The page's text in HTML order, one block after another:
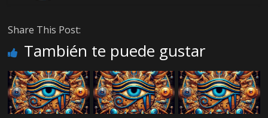
Share This Post:
También te puede gustar